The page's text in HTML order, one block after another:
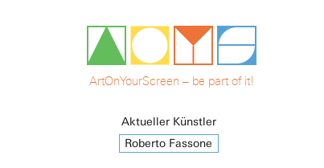
ArtOnYourScreen – be part of it!
Aktueller Künstler
Roberto Fassone